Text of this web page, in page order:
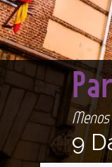
Menos
9